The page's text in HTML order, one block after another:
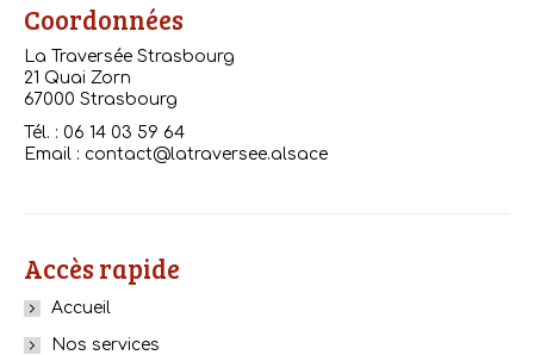
Coordonnées
La Traversée Strasbourg
21 Quai Zorn
67000 Strasbourg
Tél. : 06 14 03 59 64
Email : contact@latraversee.alsace
Accès rapide
Accueil
Nos services